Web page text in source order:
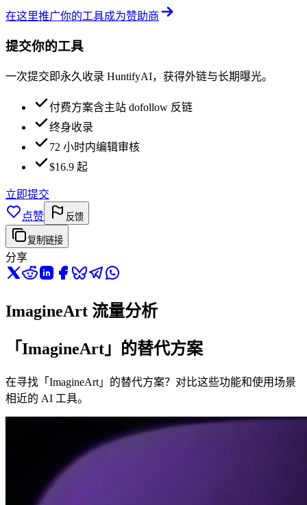
在这里推广你的工具成为赞助商
提交你的工具
一次提交即永久收录 HuntifyAI，获得外链与长期曝光。
付费方案含主站 dofollow 反链
终身收录
72 小时内编辑审核
$16.9 起
立即提交
点赞
反馈
复制链接
分享
ImagineArt 流量分析
「ImagineArt」的替代方案
在寻找「ImagineArt」的替代方案？对比这些功能和使用场景
相近的 AI 工具。